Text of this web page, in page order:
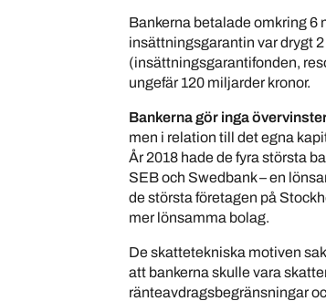
Bankerna betalade omkring 6
insättningsgarantin var drygt
(insättningsgarantifonden,
ungefär 120 miljarder kronor.
Bankerna gör inga
men i relation till det egna
År 2018 hade de fyra största
SEB och Swedbank – en
de största företagen på
mer lönsamma bolag.
De skattetekniska motiven
att bankerna skulle vara
ränteavdragsbegränsningar